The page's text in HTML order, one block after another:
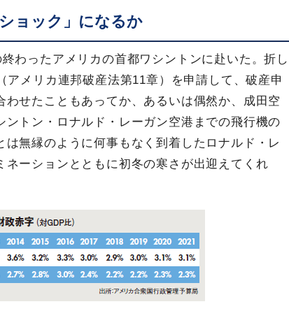
ョック」になるか
わったアメリカの首都ワシントンに赴いた。折し
アメリカ連邦破産法第11章）を申請して、破産申
せたこともあってか、あるいは偶然か、成田空
トン・ロナルド・レーガン空港までの飛行機の
無縁のように何事もなく到着したロナルド・レ
ーションとともに初冬の寒さが出迎えてくれ